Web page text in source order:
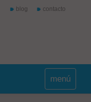
blog contacto
menú